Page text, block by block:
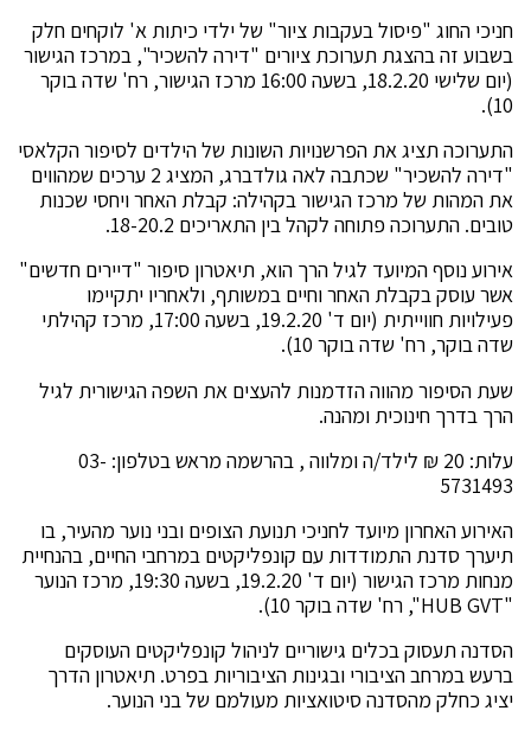
חניכי החוג "פיסול בעקבות ציור" של ילדי כיתות א' לוקחים חלק
בשבוע זה בהצגת תערוכת ציורים "דירה להשכיר", במרכז הגישור
(יום שלישי 18.2.20, בשעה 16:00 מרכז הגישור, רח' שדה בוקר
10).
התערוכה תציג את הפרשנויות השונות של הילדים לסיפור הקלאסי
"דירה להשכיר" שכתבה לאה גולדברג, המציג 2 ערכים שמהווים
את המהות של מרכז הגישור בקהילה: קבלת האחר ויחסי שכנות
טובים. התערוכה פתוחה לקהל בין התאריכים 18-20.2.
אירוע נוסף המיועד לגיל הרך הוא, תיאטרון סיפור "דיירים חדשים"
אשר עוסק בקבלת האחר וחיים במשותף, ולאחריו יתקיימו
פעילויות חווייתית (יום ד' 19.2.20, בשעה 17:00, מרכז קהילתי
שדה בוקר, רח' שדה בוקר 10).
שעת הסיפור מהווה הזדמנות להעצים את השפה הגישורית לגיל
הרך בדרך חינוכית ומהנה.
עלות: 20 ₪ לילד/ה ומלווה , בהרשמה מראש בטלפון: 03-
5731493
האירוע האחרון מיועד לחניכי תנועת הצופים ובני נוער מהעיר, בו
תיערך סדנת התמודדות עם קונפליקטים במרחבי החיים, בהנחיית
מנחות מרכז הגישור (יום ד' 19.2.20, בשעה 19:30, מרכז הנוער
"HUB GVT", רח' שדה בוקר 10).
הסדנה תעסוק בכלים גישוריים לניהול קונפליקטים העוסקים
ברעש במרחב הציבורי ובגינות הציבוריות בפרט. תיאטרון הדרך
יציג כחלק מהסדנה סיטואציות מעולמם של בני הנוער.